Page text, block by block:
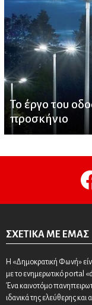
Το έργο του
προσκήνιο
ΣΧΕΤΙΚΆ ΜΕ ΕΜΆΣ
Η «Δημοκρατική Φωνή»
με το ενημερωτικό portal
Ένα καινοτόμο
ιδανικά της ελεύθερης